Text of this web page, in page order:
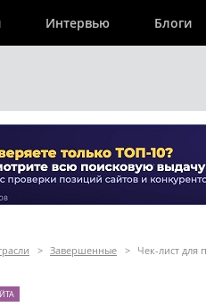
Интервью Блоги
> Завершенные > Чек-лист для